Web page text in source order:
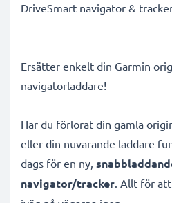
DriveSmart navigator &
Ersätter enkelt din Garmin
navigatorladdare!
Har du förlorat din gamla
eller din nuvarande laddare
dags för en ny,
navigator/tracker. Allt för att